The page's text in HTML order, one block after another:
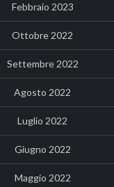
Febbraio 2023
Ottobre 2022
Settembre 2022
Agosto 2022
Luglio 2022
Giugno 2022
Maggio 2022